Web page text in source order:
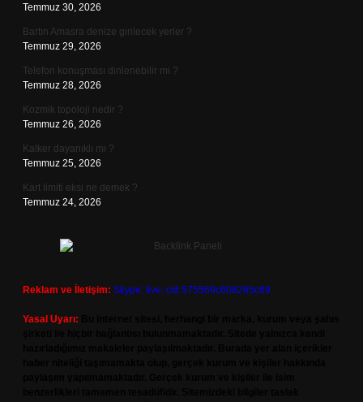
Temmuz 30, 2026
Bartın Amasra denize girilecek yerler ?
Temmuz 29, 2026
Telefon konuşması dinlenebilir mi ?
Temmuz 28, 2026
Kozmik topoloji nedir ?
Temmuz 26, 2026
Kalker dayanıklı mı ?
Temmuz 25, 2026
Kart limiti eksi ne demek ?
Temmuz 24, 2026
Reklam ve İletişim: Skype: live:.cid.575569c608265c69
Yasal Uyarı: